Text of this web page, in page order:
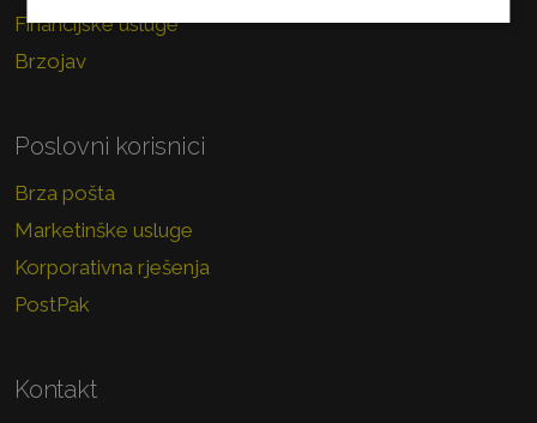
Financijske usluge
Brzojav
Poslovni korisnici
Brza pošta
Marketinške usluge
Korporativna rješenja
PostPak
Kontakt